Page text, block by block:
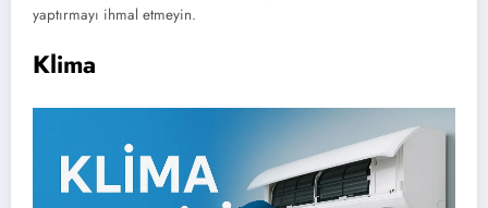
yaptırmayı ihmal etmeyin.
Klima